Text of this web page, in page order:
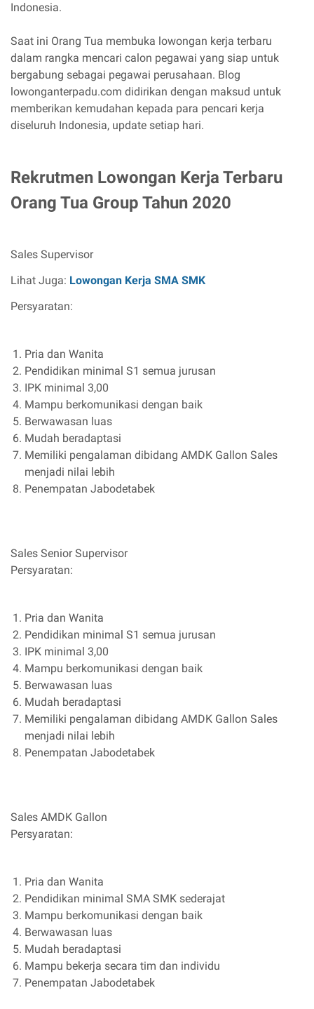
Indonesia.
Saat ini Orang Tua membuka lowongan kerja terbaru
dalam rangka mencari calon pegawai yang siap untuk
bergabung sebagai pegawai perusahaan. Blog
lowonganterpadu.com didirikan dengan maksud untuk
memberikan kemudahan kepada para pencari kerja
diseluruh Indonesia, update setiap hari.
Rekrutmen Lowongan Kerja Terbaru
Orang Tua Group Tahun 2020
Sales Supervisor
Lihat Juga: Lowongan Kerja SMA SMK
Persyaratan:
Pria dan Wanita
Pendidikan minimal S1 semua jurusan
IPK minimal 3,00
Mampu berkomunikasi dengan baik
Berwawasan luas
Mudah beradaptasi
Memiliki pengalaman dibidang AMDK Gallon Sales
menjadi nilai lebih
Penempatan Jabodetabek
Sales Senior Supervisor
Persyaratan:
Pria dan Wanita
Pendidikan minimal S1 semua jurusan
IPK minimal 3,00
Mampu berkomunikasi dengan baik
Berwawasan luas
Mudah beradaptasi
Memiliki pengalaman dibidang AMDK Gallon Sales
menjadi nilai lebih
Penempatan Jabodetabek
Sales AMDK Gallon
Persyaratan:
Pria dan Wanita
Pendidikan minimal SMA SMK sederajat
Mampu berkomunikasi dengan baik
Berwawasan luas
Mudah beradaptasi
Mampu bekerja secara tim dan individu
Penempatan Jabodetabek